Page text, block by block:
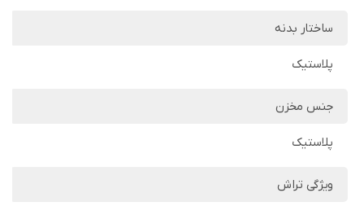
ساختار بدنه
پلاستیک
جنس مخزن
پلاستیک
ویژگی تراش